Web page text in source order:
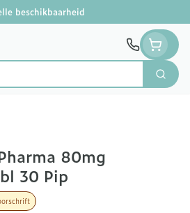
beschikbaarheid
Zoek
80mg
30 Pip